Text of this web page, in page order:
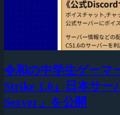
令和の中学生ゲーマ
Strike 1.6』日本サー
Server」を公開